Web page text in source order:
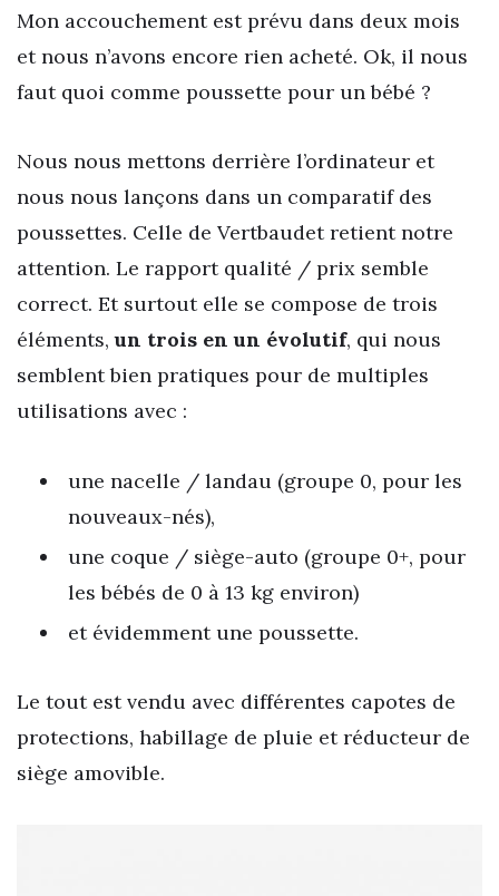
Mon accouchement est prévu dans deux mois
et nous n’avons encore rien acheté. Ok, il nous
faut quoi comme poussette pour un bébé ?
Nous nous mettons derrière l’ordinateur et
nous nous lançons dans un comparatif des
poussettes. Celle de Vertbaudet retient notre
attention. Le rapport qualité / prix semble
correct. Et surtout elle se compose de trois
éléments,un trois en un évolutif, qui nous
semblent bien pratiques pour de multiples
utilisations avec :
une nacelle / landau (groupe 0, pour les
nouveaux-nés),
une coque / siège-auto (groupe 0+, pour
les bébés de 0 à 13 kg environ)
et évidemment une poussette.
Le tout est vendu avec différentes capotes de
protections, habillage de pluie et réducteur de
siège amovible.